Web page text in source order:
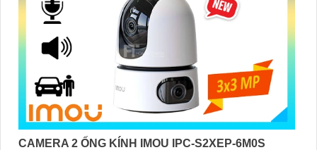
CAMERA 2 ỐNG KÍNH IMOU IPC-S2XEP-6M0S